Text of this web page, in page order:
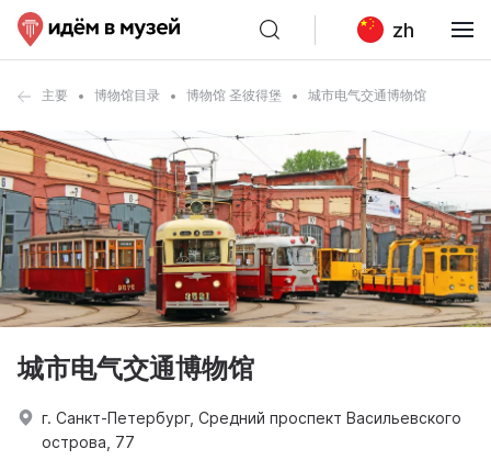
zh
主要 博物馆目录 博物馆 圣彼得堡 城市电气交通博物馆
城市电气交通博物馆
г. Санкт-Петербург, Средний проспект Васильевского
острова, 77